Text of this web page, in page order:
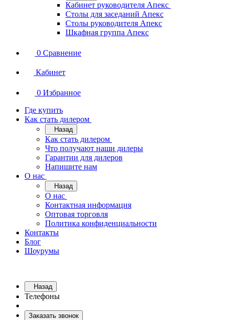
Кабинет руководителя Апекс
Столы для заседаний Апекс
Столы руководителя Апекс
Шкафная группа Апекс
0 Сравнение
Кабинет
0 Избранное
Где купить
Как стать дилером
Назад
Как стать дилером
Что получают наши дилеры
Гарантии для дилеров
Напишите нам
О нас
Назад
О нас
Контактная информация
Оптовая торговля
Политика конфиденциальности
Контакты
Блог
Шоурумы
Назад
Телефоны
Заказать звонок